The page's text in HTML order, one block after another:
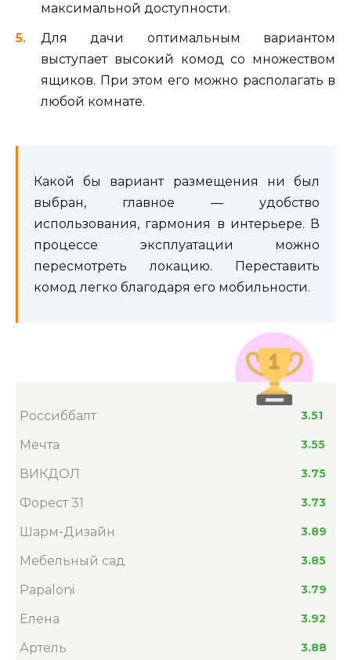
максимальной доступности.
Для дачи оптимальным вариантом
выступает высокий комод со множеством
ящиков. При этом его можно располагать в
любой комнате.
Какой бы вариант размещения ни был
выбран, главное — удобство
использования, гармония в интерьере. В
процессе эксплуатации можно
пересмотреть локацию. Переставить
комод легко благодаря его мобильности.
Россиббалт 3.51
Мечта 3.55
ВИКДОЛ 3.75
Форест 31 3.73
Шарм-Дизайн 3.89
Мебельный сад 3.85
Papaloni 3.79
Елена 3.92
Артель 3.88